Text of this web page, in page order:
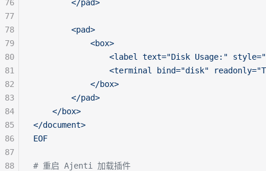
        </pad>
        <pad>
            <box>
<label text="Disk Usage:"
<terminal bind="disk"
            </box>
        </pad>
    </box>
</document>
EOF
# 重启 Ajenti 加载插件
76
77
78
79
80
81
82
83
84
85
86
87
88